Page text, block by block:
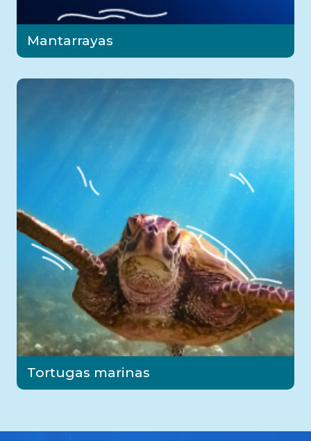
Mantarrayas
Tortugas marinas